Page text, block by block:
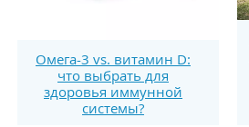
Омега-3 vs. витамин D:
что выбрать для
здоровья иммунной
системы?